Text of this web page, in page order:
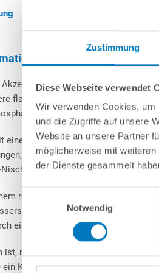
Zustimmung
Diese Webseite verwendet
Wir verwenden Cookies,
und die Zugriffe auf unsere
Website an unsere Partner
möglicherweise mit
der Dienste gesammelt
Notwendig
"Set 1 x COMPACT-
und machen Sie Ihren Pool
flachen LED-Poolscheinwerfer
am Pool.
einer kleinen Einbaunische eignet
sodass Sie auch bei einem
ist, dass so die Montage bei
robusten Material ist das
aufgrund der sich
eine besondere Langlebigkeit und
ist, neben dem
Kabelschutzschlauch. Weiterhin